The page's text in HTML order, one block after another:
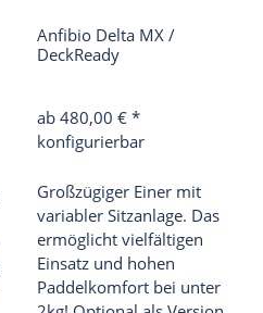
Anfibio Delta MX /
DeckReady
ab 480,00 € *
konfigurierbar
Großzügiger Einer mit
variabler Sitzanlage. Das
ermöglicht vielfältigen
Einsatz und hohen
Paddelkomfort bei unter